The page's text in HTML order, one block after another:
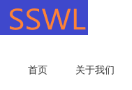
首页 关于我们